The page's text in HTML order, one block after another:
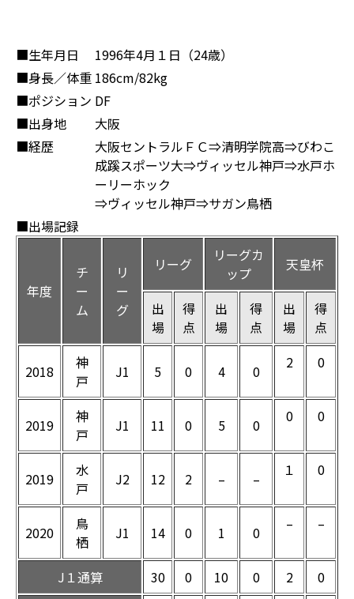
■生年月日
1996年4月１日（24歳）
■身長／体重 186cm/82kg
■ポジション DF
■出身地
大阪
■経歴
大阪セントラルＦＣ⇒清明学院高⇒びわこ
成蹊スポーツ大⇒ヴィッセル神戸⇒水戸ホ
ーリーホック
⇒ヴィッセル神戸⇒サガン鳥栖
■出場記録
年度
チ
ー
ム
リ
ー
グ
リーグ
リーグカ
ップ
天皇杯
出
場
得
点
出
場
得
点
出
場
得
点
2018
神
戸
J1 5 0 4 0 2 0
2019
神
戸
J1 11 0 5 0 0 0
2019
水
戸
J2 12 2 – – １ 0
2020
鳥
栖
J1 14 0 1 0 – –
J１通算 30 0 10 0 2
0